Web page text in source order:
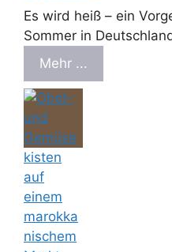
Es wird heiß – ein
Sommer in
Mehr ...